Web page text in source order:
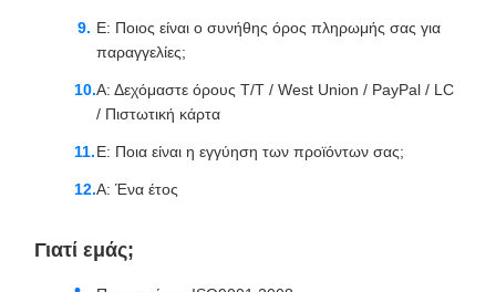
Ε: Ποιος είναι ο συνήθης όρος πληρωμής σας για
παραγγελίες;
Α: Δεχόμαστε όρους T/T / West Union / PayPal / LC
/ Πιστωτική κάρτα
Ε: Ποια είναι η εγγύηση των προϊόντων σας;
Α: Ένα έτος
Γιατί εμάς;